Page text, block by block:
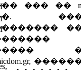
��� ��